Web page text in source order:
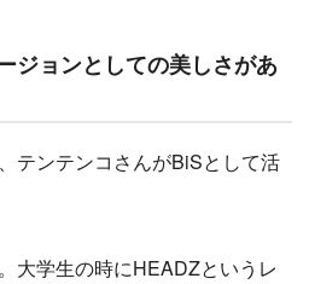
ジョンとしての美しさがあ
テンテンコさんがBiSとして活
大学生の時にHEADZというレ